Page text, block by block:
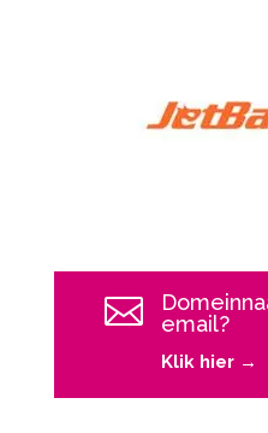

email?
Klik hier →